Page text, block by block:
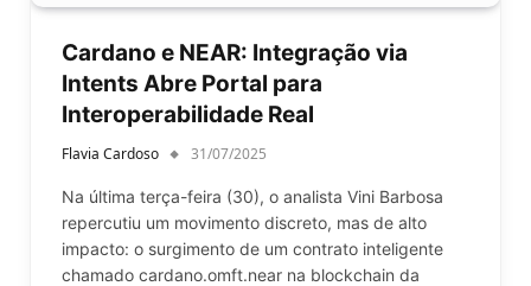
Cardano e NEAR: Integração via
Intents Abre Portal para
Interoperabilidade Real
Flavia Cardoso 31/07/2025
Na última terça-feira (30), o analista Vini Barbosa
repercutiu um movimento discreto, mas de alto
impacto: o surgimento de um contrato inteligente
chamado cardano.omft.near na blockchain da